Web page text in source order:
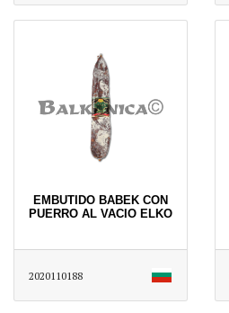
EMBUTIDO BABEK CON
PUERRO AL VACIO ELKO
2020110188